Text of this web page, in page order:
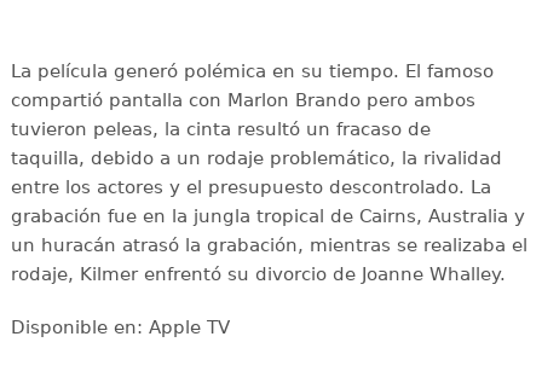
La película generó polémica en su tiempo. El famoso
compartió pantalla con Marlon Brando pero ambos
tuvieron peleas, la cinta resultó un fracaso de
taquilla, debido a un rodaje problemático, la rivalidad
entre los actores y el presupuesto descontrolado. La
grabación fue en la jungla tropical de Cairns, Australia y
un huracán atrasó la grabación, mientras se realizaba el
rodaje, Kilmer enfrentó su divorcio de Joanne Whalley.
Disponible en: Apple TV